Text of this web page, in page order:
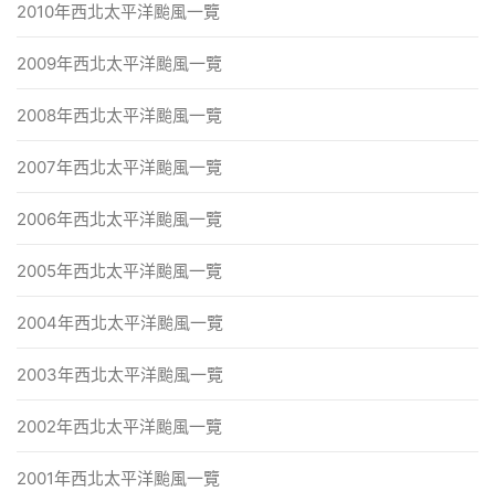
2010年西北太平洋颱風一覽
2009年西北太平洋颱風一覽
2008年西北太平洋颱風一覽
2007年西北太平洋颱風一覽
2006年西北太平洋颱風一覽
2005年西北太平洋颱風一覽
2004年西北太平洋颱風一覽
2003年西北太平洋颱風一覽
2002年西北太平洋颱風一覽
2001年西北太平洋颱風一覽